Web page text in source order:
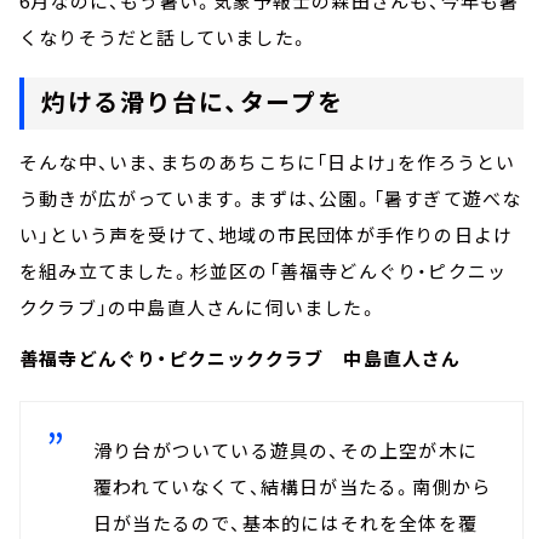
くなりそうだと話していました。
灼ける滑り台に、タープを
そんな中、いま、まちのあちこちに「日よけ」を作ろうとい
う動きが広がっています。まずは、公園。「暑すぎて遊べな
い」という声を受けて、地域の市民団体が手作りの日よけ
を組み立てました。杉並区の「善福寺どんぐり・ピクニッ
ククラブ」の中島直人さんに伺いました。
善福寺どんぐり・ピクニッククラブ 中島直人さん
滑り台がついている遊具の、その上空が木に
覆われていなくて、結構日が当たる。南側から
日が当たるので、基本的にはそれを全体を覆